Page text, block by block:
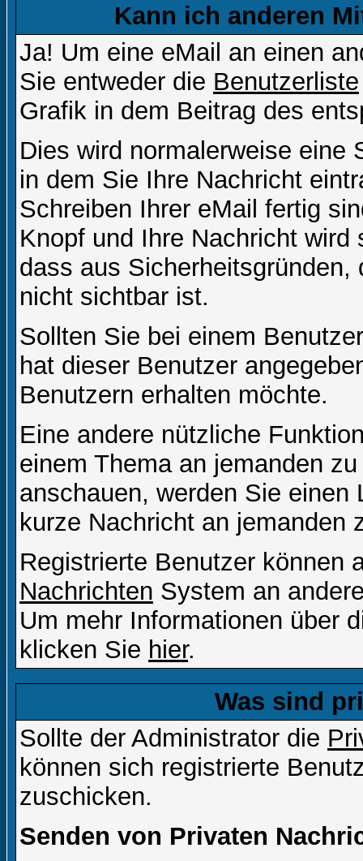
Kann ich anderen
Ja! Um eine eMail an einen
Sie entweder die Benutzerliste
Grafik in dem Beitrag des
Dies wird normalerweise eine
in dem Sie Ihre Nachricht
Schreiben Ihrer eMail fertig
Knopf und Ihre Nachricht
dass aus
nicht sichtbar ist.
Sollten Sie bei einem
hat dieser Benutzer
Benutzern erhalten möchte.
Eine andere nützliche
einem Thema an jemanden
anschauen, werden Sie
kurze Nachricht an jemanden
Registrierte Benutzer können
Nachrichten System an
Um mehr Informationen über
klicken Sie hier.
Was sind
Sollte der Administrator die
können sich registrierte
zuschicken.
Senden von Privaten